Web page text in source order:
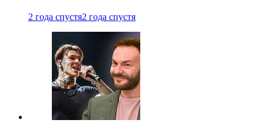
2 года спустя2 года спустя